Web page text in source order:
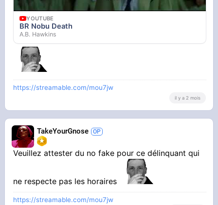
YOUTUBE
BR Nobu Death
A.B. Hawkins
https://streamable.com/mou7jw
il y a 2 mois
TakeYourGnose
Veuillez attester du no fake pour ce délinquant qui
ne respecte pas les horaires
https://streamable.com/mou7jw